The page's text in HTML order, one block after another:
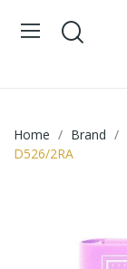
Home Brand
D526/2RA